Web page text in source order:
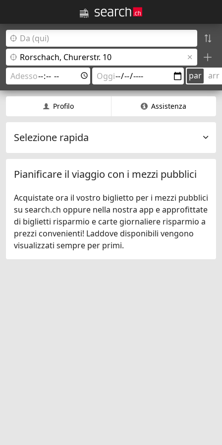
par arr
Profilo Assistenza
Selezione rapida
Pianificare il viaggio con i mezzi pubblici
Acquistate ora il vostro biglietto per i mezzi pubblici
su search.ch oppure nella nostra app e approfittate
di biglietti risparmio e carte giornaliere risparmio a
prezzi convenienti! Laddove disponibili vengono
visualizzati sempre per primi.